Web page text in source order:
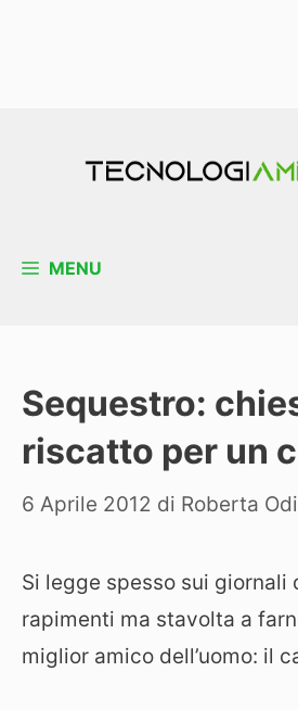
MENU
Sequestro:
riscatto per un
6 Aprile 2012 di Roberta
Si legge spesso sui giornali
rapimenti ma stavolta a
miglior amico dell’uomo: il